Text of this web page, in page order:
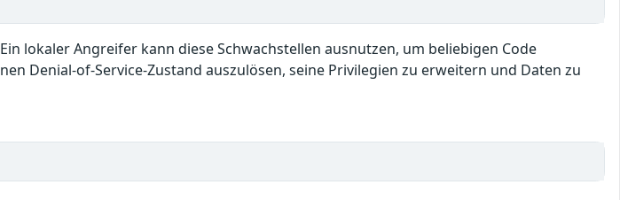
lokaler Angreifer kann diese Schwachstellen ausnutzen, um beliebigen Code
Denial-of-Service-Zustand auszulösen, seine Privilegien zu erweitern und Daten zu